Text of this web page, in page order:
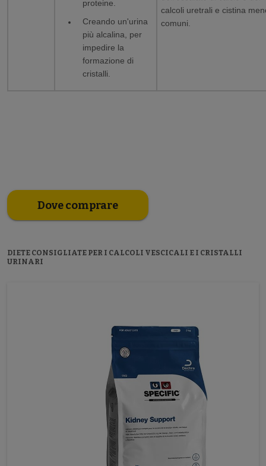
proteine.
Creando un'urina
più alcalina, per
impedire la
formazione di
cristalli.
calcoli uretrali e cistina
comuni.
Dove comprare
DIETE CONSIGLIATE PER I CALCOLI VESCICALI E I CRISTALLI
URINARI